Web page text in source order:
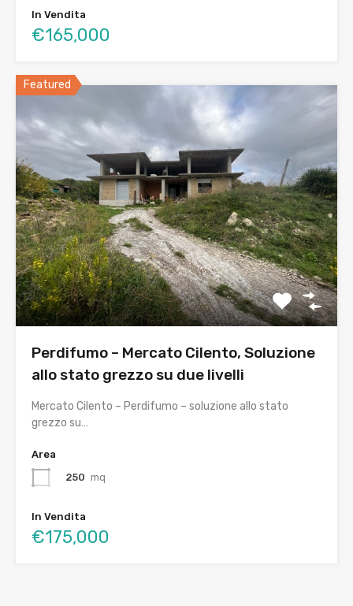
In Vendita
€165,000
Featured
Perdifumo – Mercato Cilento, Soluzione
allo stato grezzo su due livelli
Mercato Cilento – Perdifumo – soluzione allo stato
grezzo su…
Area
250 mq
In Vendita
€175,000